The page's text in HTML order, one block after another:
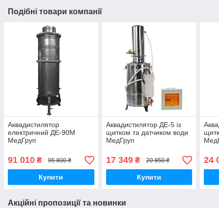
Подібні товари компанії
Аквадистилятор
електричний ДЕ-90М
МедГруп
91 010 ₴ 95 800 ₴
Купити
Аквадистилятор ДЕ-5 із
щитком та датчиком води
МедГруп
17 349₴ 20 850 ₴
Купити
24
Акційні пропозиції та новинки